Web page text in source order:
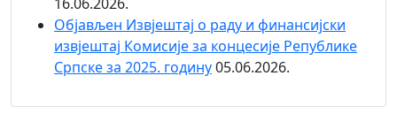
Објaвљен Извјештај о раду и финансијски
извјештај Комисије за концесије Републике
Српске за 2025. годину05.06.2026.